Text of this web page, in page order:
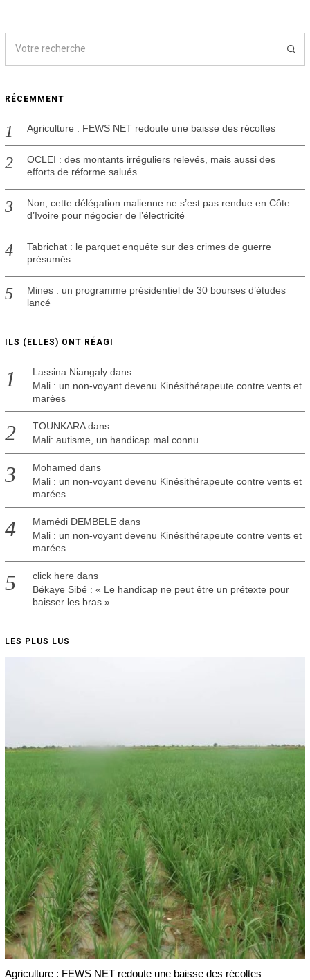
RÉCEMMENT
Agriculture : FEWS NET redoute une baisse des récoltes
OCLEI : des montants irréguliers relevés, mais aussi des
efforts de réforme salués
Non, cette délégation malienne ne s’est pas rendue en Côte
d’Ivoire pour négocier de l’électricité
Tabrichat : le parquet enquête sur des crimes de guerre
présumés
Mines : un programme présidentiel de 30 bourses d’études
lancé
ILS (ELLES) ONT RÉAGI
Lassina Niangalydans
Mali : un non-voyant devenu Kinésithérapeute contre vents et
marées
TOUNKARAdans
Mali: autisme, un handicap mal connu
Mohamed dans
Mali : un non-voyant devenu Kinésithérapeute contre vents et
marées
Mamédi DEMBELEdans
Mali : un non-voyant devenu Kinésithérapeute contre vents et
marées
click here dans
Békaye Sibé : « Le handicap ne peut être un prétexte pour
baisser les bras »
LES PLUS LUS
Agriculture : FEWS NET redoute une baisse des récoltes